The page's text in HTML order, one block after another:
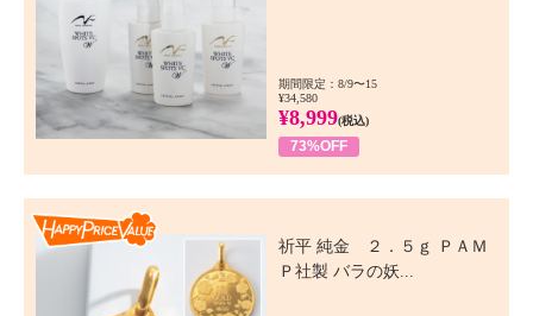
期間限定：8/9〜15
¥34,580
¥8,999(税込)
73%OFF
祈平 純金 ２．５ｇ ＰＡＭ
Ｐ社製 バラの妖...